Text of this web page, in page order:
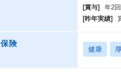
[賞与]
年2回
[昨年実績]
保険
健康